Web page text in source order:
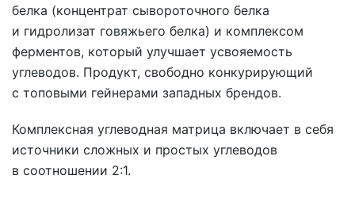
белка (концентрат сывороточного белка
и гидролизат говяжьего белка) и комплексом
ферментов, который улучшает усвояемость
углеводов. Продукт, свободно конкурирующий
с топовыми гейнерами западных брендов.
Комплексная углеводная матрица включает в себя
источники сложных и простых углеводов
в соотношении 2:1.